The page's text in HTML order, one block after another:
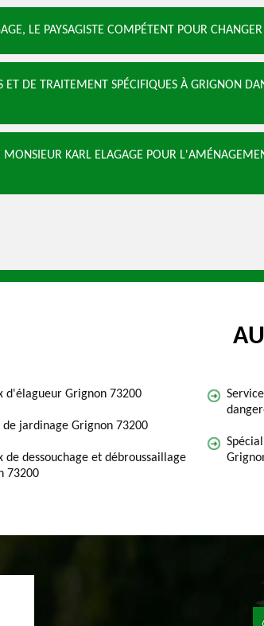
LE PAYSAGISTE COMPÉTENT POUR CHANGER
ET DE TRAITEMENT SPÉCIFIQUES À GRIGNON
MONSIEUR KARL ELAGAGE POUR
d'élagueur Grignon 73200
de jardinage Grignon 73200
de dessouchage et débroussaillage
73200